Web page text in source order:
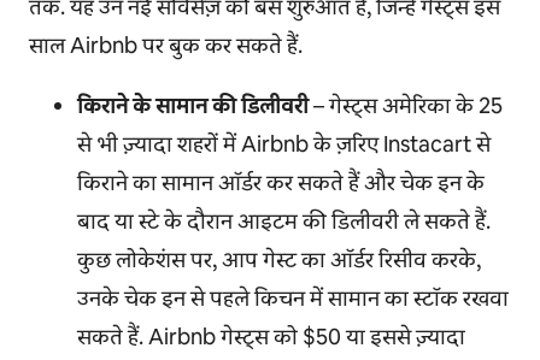
तक. यह उन नई सर्विसेज़ की बस शुरुआत है, जिन्हें गेस्ट्स इस
साल Airbnb पर बुक कर सकते हैं.
किराने के सामान की डिलीवरी– गेस्ट्स अमेरिका के 25
से भी ज़्यादा शहरों में Airbnb के ज़रिए Instacart से
किराने का सामान ऑर्डर कर सकते हैं और चेक इन के
बाद या स्टे के दौरान आइटम की डिलीवरी ले सकते हैं.
कुछ लोकेशंस पर, आप गेस्ट का ऑर्डर रिसीव करके,
उनके चेक इन से पहले किचन में सामान का स्टॉक रखवा
सकते हैं. Airbnb गेस्ट्स को $50 या इससे ज़्यादा